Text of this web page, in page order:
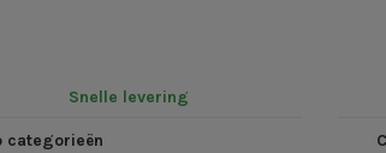
Snelle levering
categorieën